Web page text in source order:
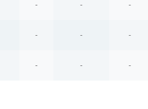
- - -
- - -
- - -